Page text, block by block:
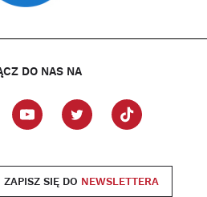
DO NAS NA
ZAPISZ SIĘ DO NEWSLETTERA